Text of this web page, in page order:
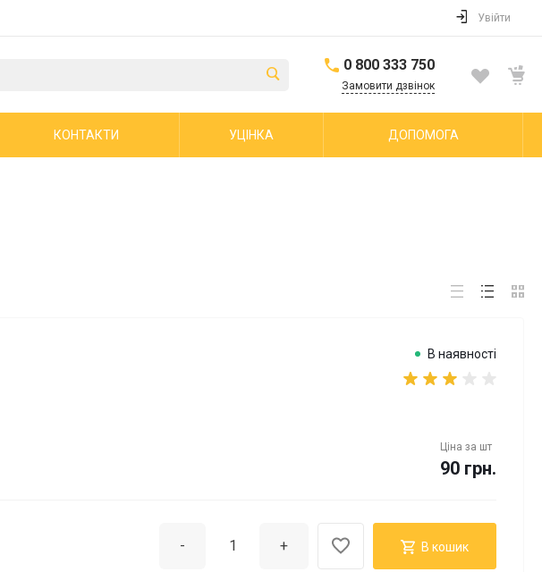
Увійти
0 800 333 750
Замовити дзвінок
КОНТАКТИ УЦІНКА ДОПОМОГА
В наявності
Ціна за шт
90 грн.
- + В кошик